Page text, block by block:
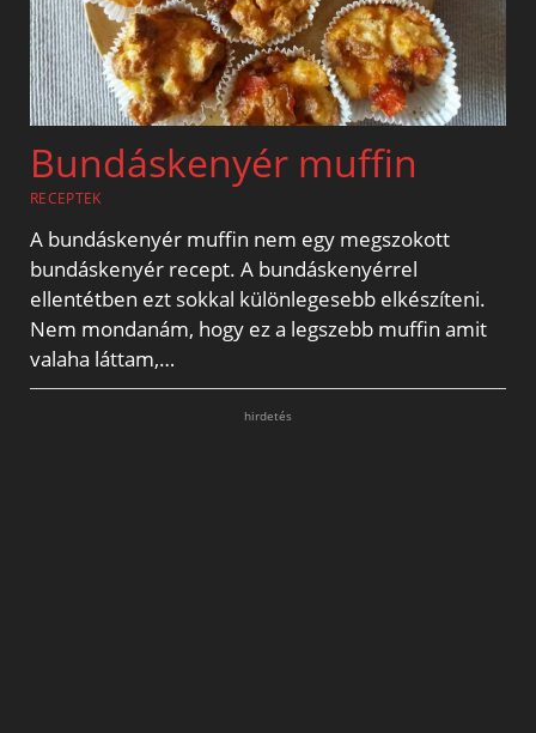
Bundáskenyér muffin
RECEPTEK
A bundáskenyér muffin nem egy megszokott
bundáskenyér recept. A bundáskenyérrel
ellentétben ezt sokkal különlegesebb elkészíteni.
Nem mondanám, hogy ez a legszebb muffin amit
valaha láttam,…
hirdetés